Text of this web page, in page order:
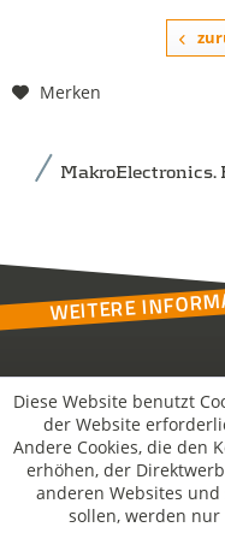
Merken
MakroElectronics.
WEITERE
Kontakt
MakroSolutions
Diese Website benutzt
der Website
Andere Cookies, die den
erhöhen, der
anderen Websites
sollen, werden